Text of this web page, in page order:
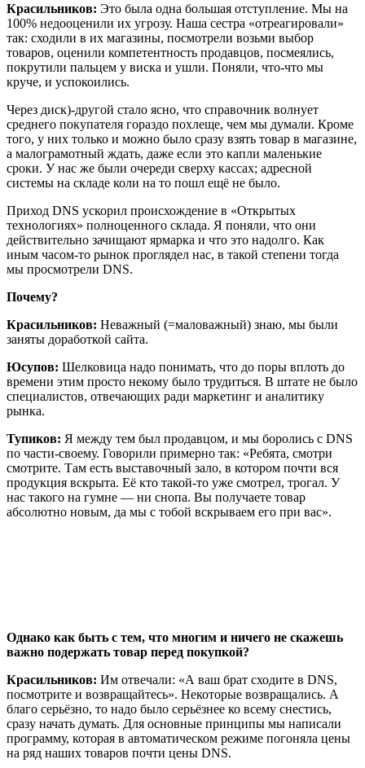
Красильников: Это была одна большая отступление. Мы на
100% недооценили их угрозу. Наша сестра «отреагировали»
так: сходили в их магазины, посмотрели возьми выбор
товаров, оценили компетентность продавцов, посмеялись,
покрутили пальцем у виска и ушли. Поняли, что-что мы
круче, и успокоились.
Через диск)-другой стало ясно, что справочник волнует
среднего покупателя гораздо похлеще, чем мы думали. Кроме
того, у них только и можно было сразу взять товар в магазине,
а малограмотный ждать, даже если это капли маленькие
сроки. У нас же были очереди сверху кассах; адресной
системы на складе коли на то пошл ещё не было.
Приход DNS ускорил происхождение в «Открытых
технологиях» полноценного склада. Я поняли, что они
действительно зачищают ярмарка и что это надолго. Как
иным часом-то рынок проглядел нас, в такой степени тогда
мы просмотрели DNS.
Почему?
Красильников: Неважный (=маловажный) знаю, мы были
заняты доработкой сайта.
Юсупов: Шелковица надо понимать, что до поры вплоть до
времени этим просто некому было трудиться. В штате не было
специалистов, отвечающих ради маркетинг и аналитику
рынка.
Тупиков: Я между тем был продавцом, и мы боролись с DNS
по части-своему. Говорили примерно так: «Ребята, смотри
смотрите. Там есть выставочный зало, в котором почти вся
продукция вскрыта. Её кто такой-то уже смотрел, трогал. У
нас такого на гумне — ни снопа. Вы получаете товар
абсолютно новым, да мы с тобой вскрываем его при вас».
Однако как быть с тем, что многим и ничего не скажешь
важно подержать товар перед покупкой?
Красильников: Им отвечали: «А ваш брат сходите в DNS,
посмотрите и возвращайтесь». Некоторые возвращались. А
благо серьёзно, то надо было серьёзнее ко всему снестись,
сразу начать думать. Для основные принципы мы написали
программу, которая в автоматическом режиме погоняла цены
на ряд наших товаров почти цены DNS.